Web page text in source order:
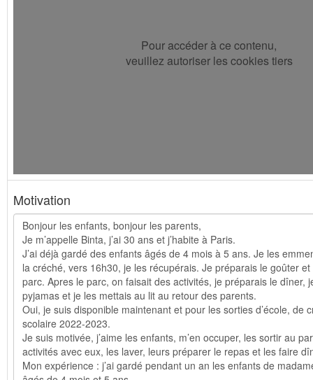
Pour accéder à ce contenu,
veuillez autoriser les cookies tiers
Motivation